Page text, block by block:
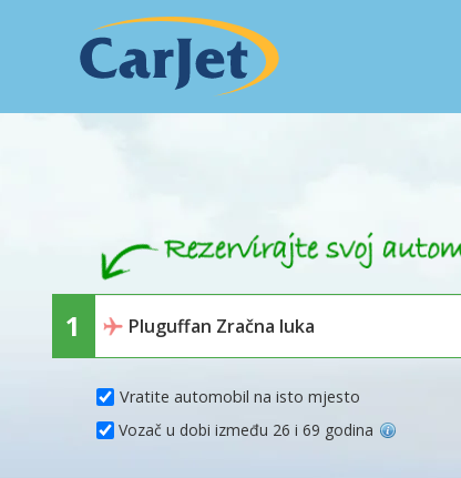
Vratite automobil na isto mjesto
Vozač u dobi između 26 i 69 godina